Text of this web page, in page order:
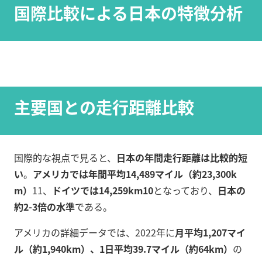
国際比較による日本の特徴分析
主要国との走行距離比較
国際的な視点で見ると、 日本の年間走行距離は比較的短
い。 アメリカでは年間平均14,489マイル（約23,300k
m） 11、 ドイツでは14,259km10となっており、 日本の
約2-3倍の水準である。
アメリカの詳細データでは、2022年に月平均1,207マイ
ル（約1,940km）、1日平均39.7マイル（約64km） の